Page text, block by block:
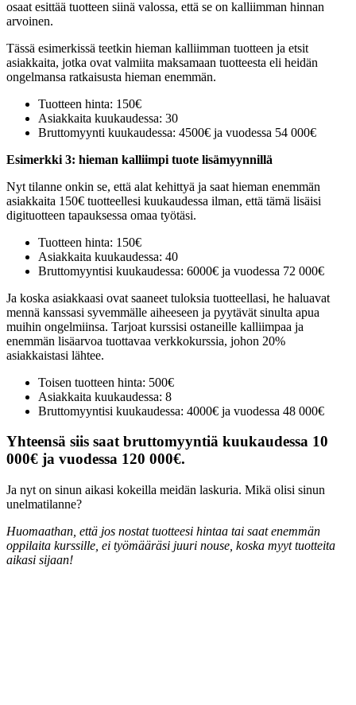
osaat esittää tuotteen siinä valossa, että se on kalliimman hinnan
arvoinen.
Tässä esimerkissä teetkin hieman kalliimman tuotteen ja etsit
asiakkaita, jotka ovat valmiita maksamaan tuotteesta eli heidän
ongelmansa ratkaisusta hieman enemmän.
Tuotteen hinta: 150€
Asiakkaita kuukaudessa: 30
Bruttomyynti kuukaudessa: 4500€ ja vuodessa 54 000€
Esimerkki 3: hieman kalliimpi tuote lisämyynnillä
Nyt tilanne onkin se, että alat kehittyä ja saat hieman enemmän
asiakkaita 150€ tuotteellesi kuukaudessa ilman, että tämä lisäisi
digituotteen tapauksessa omaa työtäsi.
Tuotteen hinta: 150€
Asiakkaita kuukaudessa: 40
Bruttomyyntisi kuukaudessa: 6000€ ja vuodessa 72 000€
Ja koska asiakkaasi ovat saaneet tuloksia tuotteellasi, he haluavat
mennä kanssasi syvemmälle aiheeseen ja pyytävät sinulta apua
muihin ongelmiinsa. Tarjoat kurssisi ostaneille kalliimpaa ja
enemmän lisäarvoa tuottavaa verkkokurssia, johon 20%
asiakkaistasi lähtee.
Toisen tuotteen hinta: 500€
Asiakkaita kuukaudessa: 8
Bruttomyyntisi kuukaudessa: 4000€ ja vuodessa 48 000€
Yhteensä siis saat bruttomyyntiä kuukaudessa 10
000€ ja vuodessa 120 000€.
Ja nyt on sinun aikasi kokeilla meidän laskuria. Mikä olisi sinun
unelmatilanne?
Huomaathan, että jos nostat tuotteesi hintaa tai saat enemmän
oppilaita kurssille, ei työmääräsi juuri nouse, koska myyt tuotteita
aikasi sijaan!